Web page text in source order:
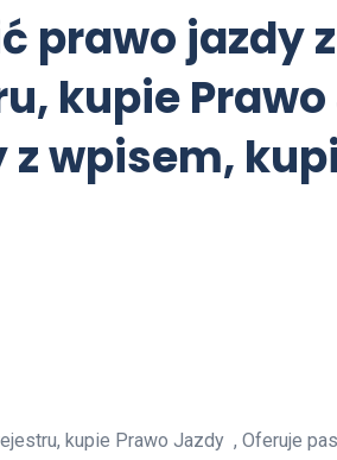
prawo jazdy z
kupie Prawo
wpisem,
kupie Prawo Jazdy , Oferuje